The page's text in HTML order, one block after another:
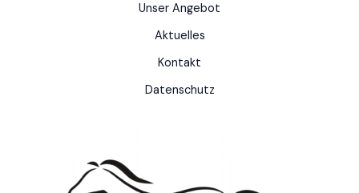
Unser Angebot
Aktuelles
Kontakt
Datenschutz